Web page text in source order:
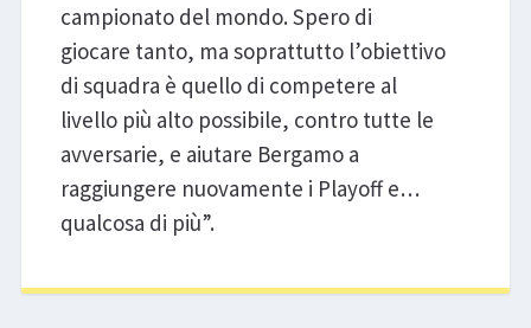
campionato del mondo. Spero di
giocare tanto, ma soprattutto l’obiettivo
di squadra è quello di competere al
livello più alto possibile, contro tutte le
avversarie, e aiutare Bergamo a
raggiungere nuovamente i Playoff e…
qualcosa di più”.